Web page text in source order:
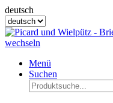
deutsch
Menü
Suchen